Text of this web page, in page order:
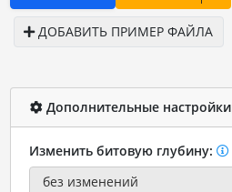
ДОБАВИТЬ ПРИМЕР ФАЙЛА
Дополнительные настройки
Изменить битовую глубину: